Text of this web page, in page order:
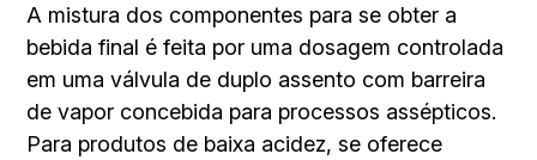
A mistura dos componentes para se obter a
bebida final é feita por uma dosagem controlada
em uma válvula de duplo assento com barreira
de vapor concebida para processos assépticos.
Para produtos de baixa acidez, se oferece